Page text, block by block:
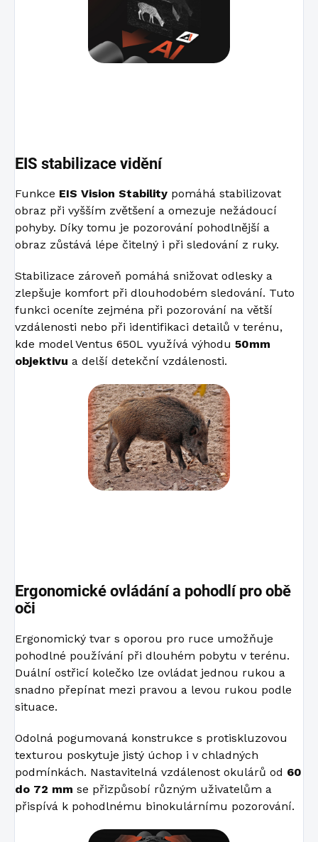
EIS stabilizace vidění
Funkce EIS Vision Stability pomáhá stabilizovat
obraz při vyšším zvětšení a omezuje nežádoucí
pohyby. Díky tomu je pozorování pohodlnější a
obraz zůstává lépe čitelný i při sledování z ruky.
Stabilizace zároveň pomáhá snižovat odlesky a
zlepšuje komfort při dlouhodobém sledování. Tuto
funkci oceníte zejména při pozorování na větší
vzdálenosti nebo při identifikaci detailů v terénu,
kde model Ventus 650L využívá výhodu 50mm
objektivu a delší detekční vzdálenosti.
Ergonomické ovládání a pohodlí pro obě
oči
Ergonomický tvar s oporou pro ruce umožňuje
pohodlné používání při dlouhém pobytu v terénu.
Duální ostřicí kolečko lze ovládat jednou rukou a
snadno přepínat mezi pravou a levou rukou podle
situace.
Odolná pogumovaná konstrukce s protiskluzovou
texturou poskytuje jistý úchop i v chladných
podmínkách. Nastavitelná vzdálenost okulárů od 60
do 72 mm se přizpůsobí různým uživatelům a
přispívá k pohodlnému binokulárnímu pozorování.